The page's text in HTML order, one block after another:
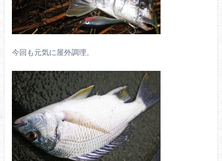
今回も元気に屋外調理。